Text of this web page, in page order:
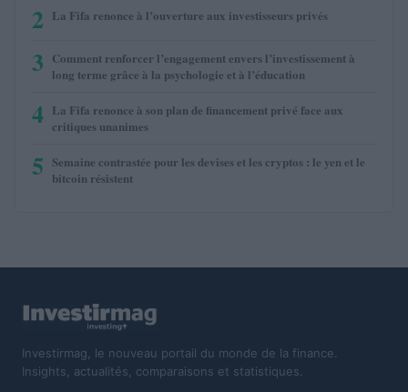
2 La Fifa renonce à l’ouverture aux investisseurs privés
3 Comment renforcer l’engagement envers l’investissement à
long terme grâce à la psychologie et à l’éducation
4 La Fifa renonce à son plan de financement privé face aux
critiques unanimes
5 Semaine contrastée pour les devises et les cryptos : le yen et le
bitcoin résistent
Investirmag, le nouveau portail du monde de la finance.
Insights, actualités, comparaisons et statistiques.